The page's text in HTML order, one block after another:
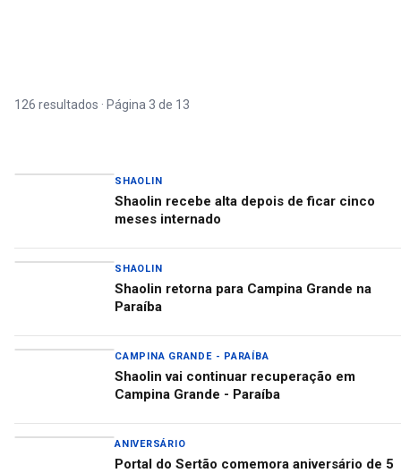
126 resultados · Página 3 de 13
SHAOLIN
Shaolin recebe alta depois de ficar cinco
meses internado
SHAOLIN
Shaolin retorna para Campina Grande na
Paraíba
CAMPINA GRANDE - PARAÍBA
Shaolin vai continuar recuperação em
Campina Grande - Paraíba
ANIVERSÁRIO
Portal do Sertão comemora aniversário de 5